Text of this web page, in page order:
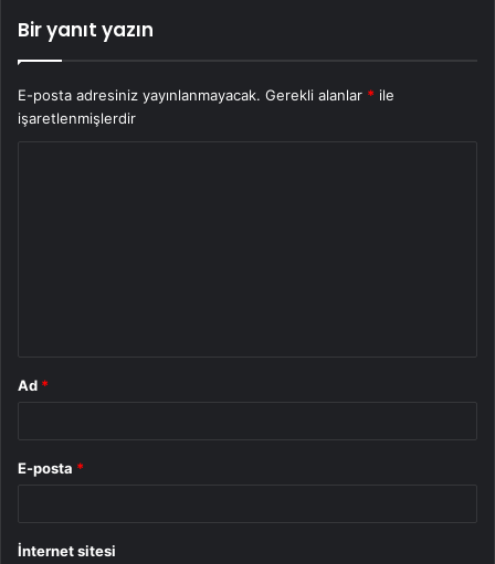
Bir yanıt yazın
E-posta adresiniz yayınlanmayacak. Gerekli alanlar * ile
işaretlenmişlerdir
Ad *
E-posta *
İnternet sitesi